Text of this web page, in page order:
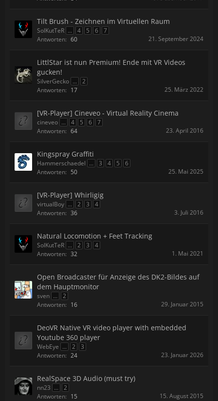
Tilt Brush - Zeichnen im Virtuellen Raum
SolKutTeR ... 4 5 6
7
Antworten: 60 21. September 2024
LittlStar ist nun Premium! Ende mit VR Videos
gucken!
SilverGecko ...
2
Antworten: 17 25. März 2022
[VR-Player] Cineveo - Virtual Reality Cinema
cineveo ... 4 5 6
7
Antworten: 64 23. April 2016
Kingspray Graffiti
Hammerschaedel ... 3 4 5
6
Antworten: 50 25. Mai 2025
[VR-Player] Whirligig
virtualBoy ... 2 3
4
Antworten: 36 3. Juli 2016
Natural Locomotion + Feet Tracking
SolKutTeR ... 2 3
4
Antworten: 32 1. Mai 2021
Open Broadcaster für Anzeige des DK2-Bildes auf
dem Hauptmonitor
sven ...
2
Antworten: 16 29. Januar 2015
DeoVR Native VR video player with embedded
Youtube 360 player
WebEye ... 2
3
Antworten: 24 23. Januar 2026
RealSpace 3D Audio (must try)
nn23 ...
2
Antworten: 15 15. August 2015